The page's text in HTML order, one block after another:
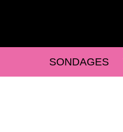
SONDAGES